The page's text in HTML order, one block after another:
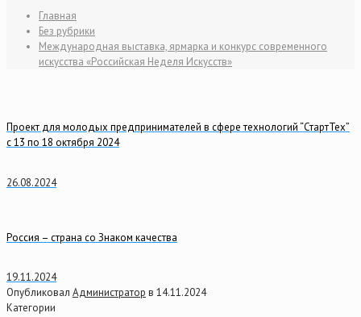
Главная
Без рубрики
Международная выставка, ярмарка и конкурс современного
искусства «Российская Неделя Искусств»
Проект для молодых предпринимателей в сфере технологий “СтартТех”
с 13 по 18 октября 2024
26.08.2024
Россия – страна со Знаком качества
19.11.2024
Опубликовал Администратор в 14.11.2024
Категории